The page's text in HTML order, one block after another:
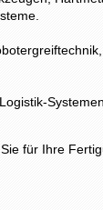
für Ihre